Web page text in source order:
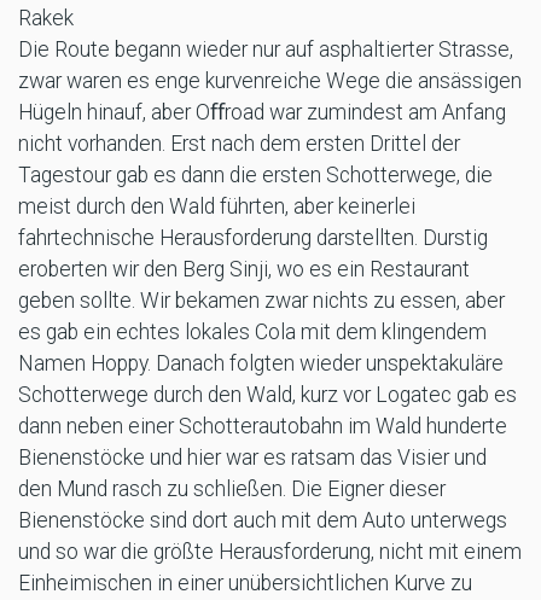
Rakek
Die Route begann wieder nur auf asphaltierter Strasse,
zwar waren es enge kurvenreiche Wege die ansässigen
Hügeln hinauf, aber Oﬀroad war zumindest am Anfang
nicht vorhanden. Erst nach dem ersten Drittel der
Tagestour gab es dann die ersten Schotterwege, die
meist durch den Wald führten, aber keinerlei
fahrtechnische Herausforderung darstellten. Durstig
eroberten wir den Berg Sinji, wo es ein Restaurant
geben sollte. Wir bekamen zwar nichts zu essen, aber
es gab ein echtes lokales Cola mit dem klingendem
Namen Hoppy. Danach folgten wieder unspektakuläre
Schotterwege durch den Wald, kurz vor Logatec gab es
dann neben einer Schotterautobahn im Wald hunderte
Bienenstöcke und hier war es ratsam das Visier und
den Mund rasch zu schließen. Die Eigner dieser
Bienenstöcke sind dort auch mit dem Auto unterwegs
und so war die größte Herausforderung, nicht mit einem
Einheimischen in einer unübersichtlichen Kurve zu